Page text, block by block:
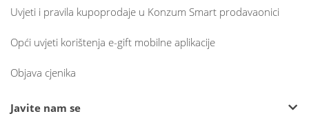
Uvjeti i pravila kupoprodaje u Konzum Smart prodavaonici
Opći uvjeti korištenja e-gift mobilne aplikacije
Objava cjenika
Javite nam se